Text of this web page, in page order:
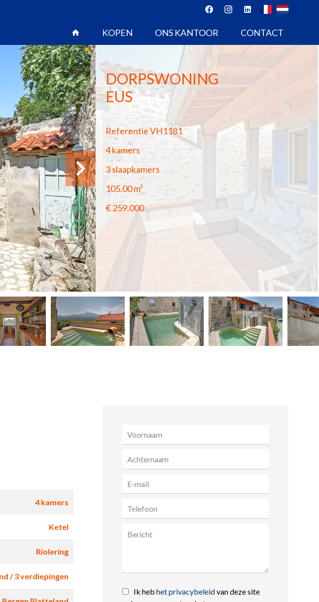
KOPEN ONS KANTOOR CONTACT
DORPSWONING
EUS
ReferentieVH1181
4 kamers
3 slaapkamers
105.00m²
€ 259.000
4 kamers
Ketel
Riolering
/ 3 verdiepingen
Ik hebhet privacybeleidvan deze site